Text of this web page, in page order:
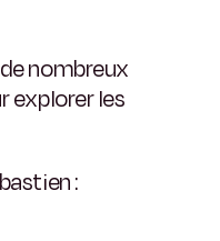
nombreux
explorer les
: